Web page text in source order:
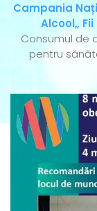
Campania
Alcool„
Consumul de
pentru